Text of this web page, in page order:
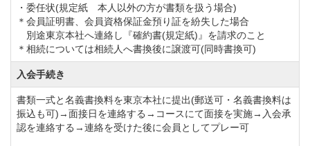
アジア取手カントリー倶楽部は関東圏内からののアク
セスも良く使い勝手の良いゴルフ場です。
ゴルフの腕を磨きたい初心者ゴルファーやレディー
ス、シニア層の方も気軽に楽しめます。
天候によって冠水によるクローズは懸念点としてあり
ますが、この価格帯であればプレー本位の方や練習コ
・委任状(規定紙 本人以外の方が書類を扱う場合)
＊会員証明書、会員資格保証金預り証を紛失した場合
別途東京本社へ連絡し『確約書(規定紙)』を請求のこと
＊相続については相続人へ書換後に譲渡可(同時書換可)
入会手続き
書類一式と名義書換料を東京本社に提出(郵送可・名義書換料は
振込も可)→面接日を連絡する→コースにて面接を実施→入会承
認を連絡する→連絡を受けた後に会員としてプレー可